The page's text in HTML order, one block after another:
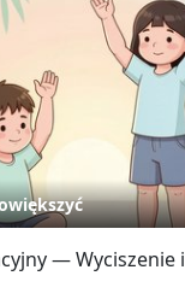
— Wyciszenie i